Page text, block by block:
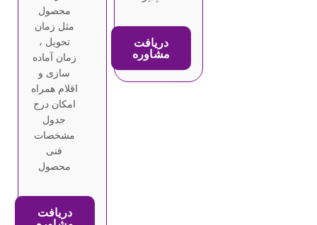
دریافت
مشاوره
محصول
مثل زمان
تحویل ،
زمان آماده
سازی و
اقلام همراه
امکان درج
جدول
مشخصات
فنی
محصول
دریافت